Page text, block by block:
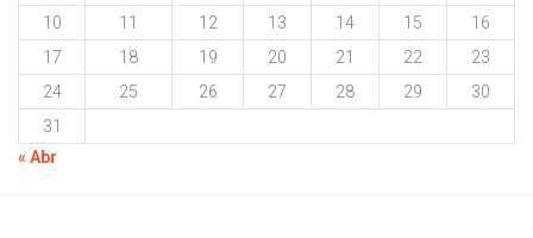
10
11 12 13 14 15
16
17
18 19 20 21 22
23
24
25 26 27 28 29
30
31
« Abr